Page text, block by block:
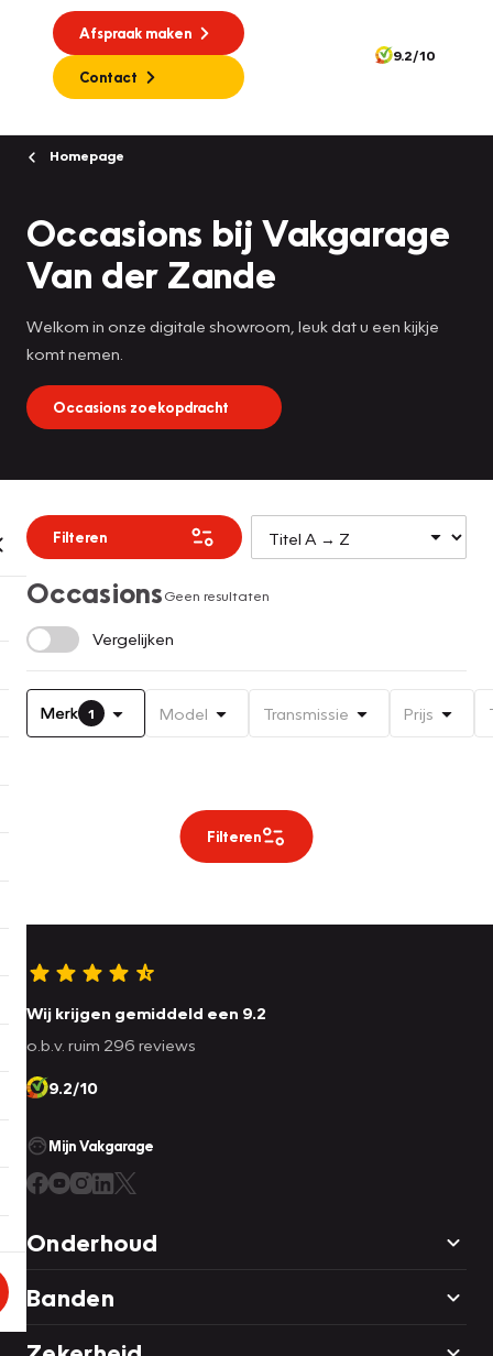
Afspraak maken
Contact
9.2/10
Homepage
Occasions bij Vakgarage
Van der Zande
Welkom in onze digitale showroom, leuk dat u een kijkje
komt nemen.
Occasions zoekopdracht
Filteren
OccasionsGeen resultaten
Vergelijken
Merk 1 Model Transmissie Prijs
Filteren
Wij krijgen gemiddeld een 9.2
o.b.v. ruim 296 reviews
9.2/10
Mijn Vakgarage
Onderhoud
Banden